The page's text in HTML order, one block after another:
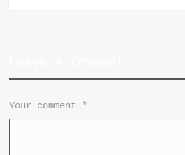
Your comment *